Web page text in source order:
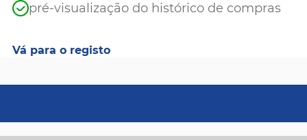
pré-visualização do histórico de compras
Vá para o registo